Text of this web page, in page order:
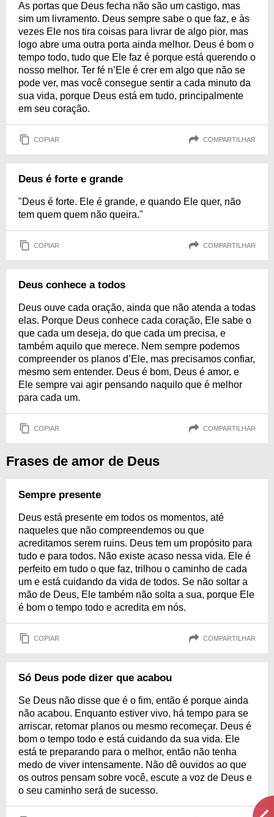
As portas que Deus fecha não são um castigo, mas
sim um livramento. Deus sempre sabe o que faz, e às
vezes Ele nos tira coisas para livrar de algo pior, mas
logo abre uma outra porta ainda melhor. Deus é bom o
tempo todo, tudo que Ele faz é porque está querendo o
nosso melhor. Ter fé n’Ele é crer em algo que não se
pode ver, mas você consegue sentir a cada minuto da
sua vida, porque Deus está em tudo, principalmente
em seu coração.
COPIAR COMPARTILHAR
Deus é forte e grande
"Deus é forte. Ele é grande, e quando Ele quer, não
tem quem quem não queira."
COPIAR COMPARTILHAR
Deus conhece a todos
Deus ouve cada oração, ainda que não atenda a todas
elas. Porque Deus conhece cada coração, Ele sabe o
que cada um deseja, do que cada um precisa, e
também aquilo que merece. Nem sempre podemos
compreender os planos d’Ele, mas precisamos confiar,
mesmo sem entender. Deus é bom, Deus é amor, e
Ele sempre vai agir pensando naquilo que é melhor
para cada um.
COPIAR COMPARTILHAR
Frases de amor de Deus
Sempre presente
Deus está presente em todos os momentos, até
naqueles que não compreendemos ou que
acreditamos serem ruins. Deus tem um propósito para
tudo e para todos. Não existe acaso nessa vida. Ele é
perfeito em tudo o que faz, trilhou o caminho de cada
um e está cuidando da vida de todos. Se não soltar a
mão de Deus, Ele também não solta a sua, porque Ele
é bom o tempo todo e acredita em nós.
COPIAR COMPARTILHAR
Só Deus pode dizer que acabou
Se Deus não disse que é o fim, então é porque ainda
não acabou. Enquanto estiver vivo, há tempo para se
arriscar, retomar planos ou mesmo recomeçar. Deus é
bom o tempo todo e está cuidando da sua vida. Ele
está te preparando para o melhor, então não tenha
medo de viver intensamente. Não dê ouvidos ao que
os outros pensam sobre você, escute a voz de Deus e
o seu caminho será de sucesso.